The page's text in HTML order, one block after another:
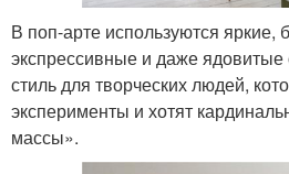
В поп-арте используются яркие,
экспрессивные и даже ядовитые
стиль для творческих людей,
эксперименты и хотят
массы».